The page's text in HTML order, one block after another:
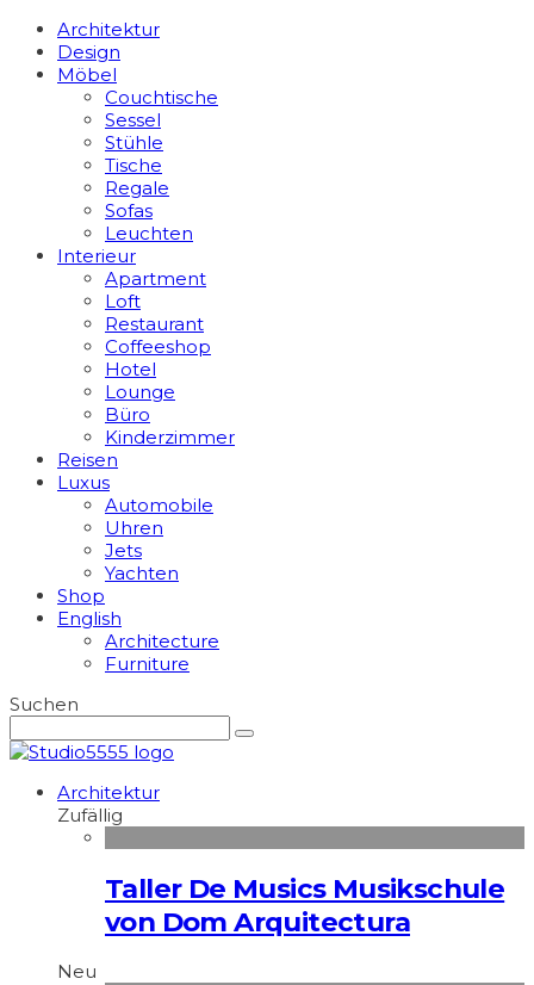
Architektur
Design
Möbel
Couchtische
Sessel
Stühle
Tische
Regale
Sofas
Leuchten
Interieur
Apart­ment
Loft
Restaurant
Coffeeshop
Hotel
Lounge
Büro
Kinderzimmer
Reisen
Luxus
Automobile
Uhren
Jets
Yachten
Shop
English
Architecture
Furniture
Suchen
Architektur
Zufällig
Taller De Musics Musikschule
von Dom Arquitectura
Neu